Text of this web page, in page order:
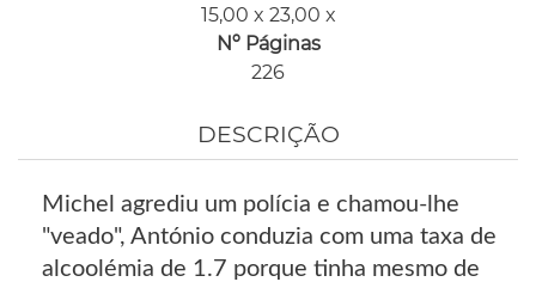
15,00 x 23,00 x
Nº Páginas
226
DESCRIÇÃO
Michel agrediu um polícia e chamou-lhe
"veado", António conduzia com uma taxa de
alcoolémia de 1.7 porque tinha mesmo de